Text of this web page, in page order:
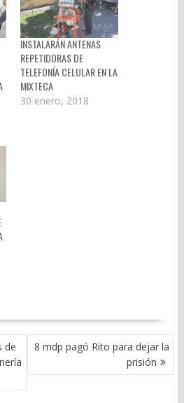
INSTALARÁN ANTENAS
REPETIDORAS DE
TELEFONÍA CELULAR EN LA
MIXTECA
30 enero, 2018
de
8 mdp pagó Rito para dejar la
prisión